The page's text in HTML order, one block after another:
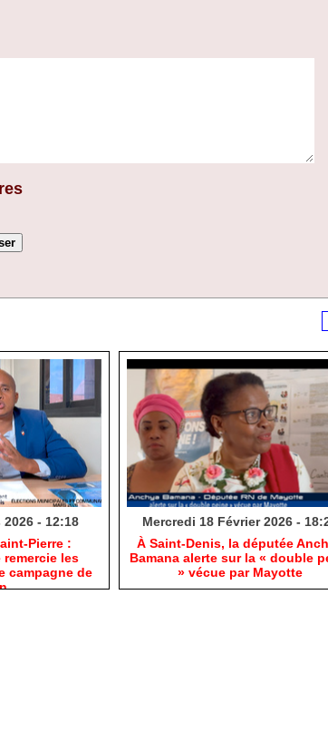
2026 - 12:18
Pierre :
les
campagne de
Mercredi 18 Février 2026 -
​À Saint-Denis, la députée
Bamana alerte sur la « double
» vécue par Mayotte